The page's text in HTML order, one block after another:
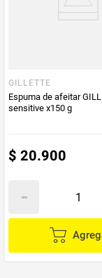
GILLETTE
Espuma de afeitar
sensitive x150 g
$ 20.900